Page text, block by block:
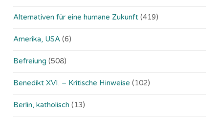
Alternativen für eine humane Zukunft (419)
Amerika, USA (6)
Befreiung (508)
Benedikt XVI. – Kritische Hinweise (102)
Berlin, katholisch (13)